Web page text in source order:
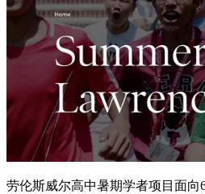
劳伦斯威尔高中暑期学者项目面向